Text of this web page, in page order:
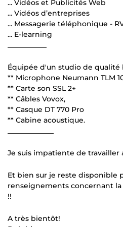
... Vidéos et Publicités Web
... Vidéos d’entreprises
... Messagerie téléphonique -
... E-learning
Équipée d'un studio de qualité
** Microphone Neumann TLM
** Carte son SSL 2+
** Câbles Vovox,
** Casque DT 770 Pro
** Cabine acoustique.
Je suis impatiente de travailler
Et bien sur je reste disponible
renseignements concernant
!!
A très bientôt!